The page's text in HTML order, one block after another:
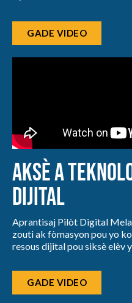
GADE VIDEO
Aksè a
Dijital
Aprantisaj Pilòt Digital
zouti ak fòmasyon pou yo
resous dijital pou siksè elèv
GADE VIDEO